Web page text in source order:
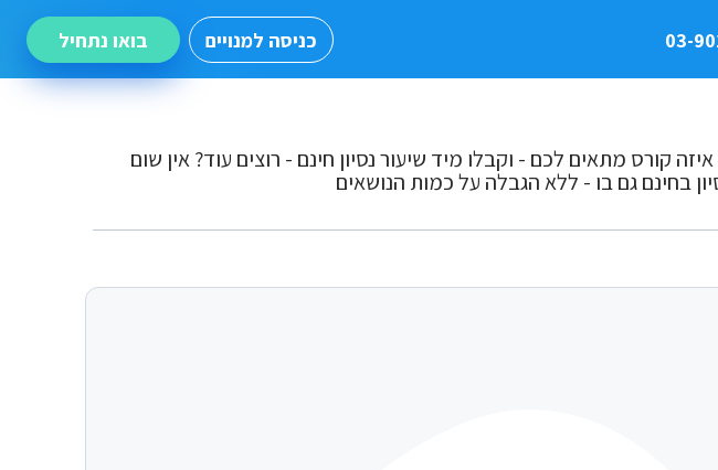
03- כניסה למנויים בואו נתחיל
קורס מתאים לכם - וקבלו מיד שיעור נסיון חינם - רוצים עוד? אין שום
בחינם גם בו - ללא הגבלה על כמות הנושאים